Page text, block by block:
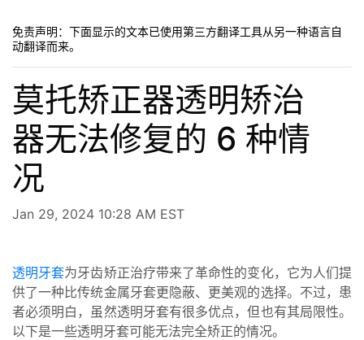
免责声明：下面显示的文本已使用第三方翻译工具从另一种语言自
动翻译而来。
莫托矫正器透明矫治
器无法修复的 6 种情
况
Jan 29, 2024 10:28 AM EST
透明牙套为牙齿矫正治疗带来了革命性的变化，它为人们提
供了一种比传统金属牙套更隐蔽、更美观的选择。不过，患
者必须明白，虽然透明牙套有很多优点，但也有其局限性。
以下是一些透明牙套可能无法完全矫正的情况。